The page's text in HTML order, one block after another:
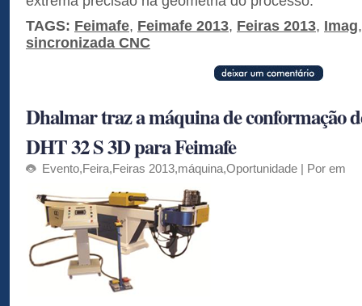
TAGS: Feimafe, Feimafe 2013, Feiras 2013, Imag
sincronizada CNC
Dhalmar traz a máquina de conformação
DHT 32 S 3D para Feimafe
Evento,Feira,Feiras 2013,máquina,Oportunidade | Por em